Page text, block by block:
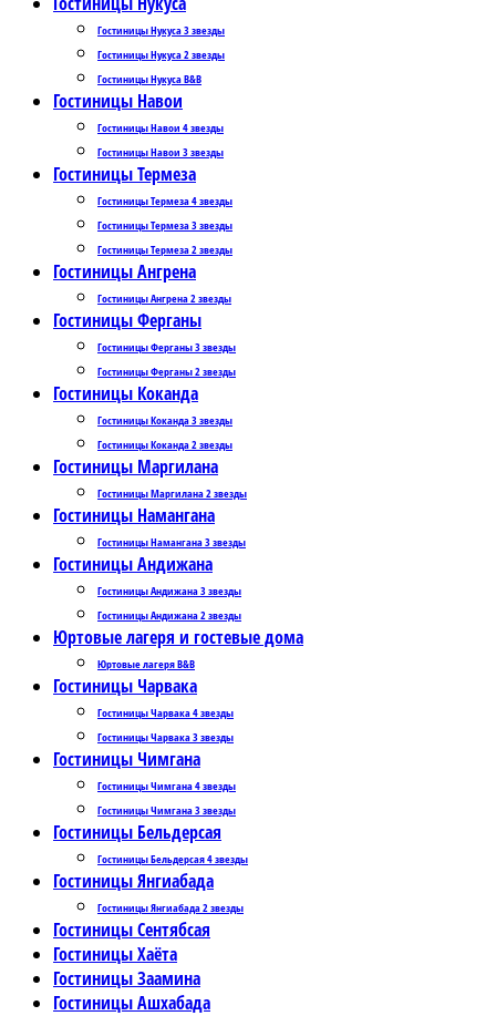
Гостиницы Нукуса 3 звезды
Гостиницы Нукуса 2 звезды
Гостиницы Нукуса B&B
Гостиницы Навои
Гостиницы Навои 4 звезды
Гостиницы Навои 3 звезды
Гостиницы Термеза
Гостиницы Термеза 4 звезды
Гостиницы Термеза 3 звезды
Гостиницы Термеза 2 звезды
Гостиницы Ангрена
Гостиницы Ангрена 2 звезды
Гостиницы Ферганы
Гостиницы Ферганы 3 звезды
Гостиницы Ферганы 2 звезды
Гостиницы Коканда
Гостиницы Коканда 3 звезды
Гостиницы Коканда 2 звезды
Гостиницы Маргилана
Гостиницы Маргилана 2 звезды
Гостиницы Намангана
Гостиницы Намангана 3 звезды
Гостиницы Андижана
Гостиницы Андижана 3 звезды
Гостиницы Андижана 2 звезды
Юртовые лагеря и гостевые дома
Юртовые лагеря B&B
Гостиницы Чарвака
Гостиницы Чарвака 4 звезды
Гостиницы Чарвака 3 звезды
Гостиницы Чимгана
Гостиницы Чимгана 4 звезды
Гостиницы Чимгана 3 звезды
Гостиницы Бельдерсая
Гостиницы Бельдерсая 4 звезды
Гостиницы Янгиабада
Гостиницы Янгиабада 2 звезды
Гостиницы Сентябсая
Гостиницы Хаёта
Гостиницы Заамина
Гостиницы Ашхабада